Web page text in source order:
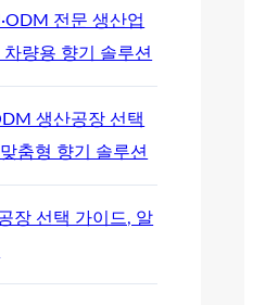
전문 생산업
량용 향기 솔루션
생산공장 선택
춤형 향기 솔루션
장 선택 가이드, 알